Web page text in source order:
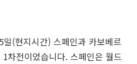
(현지시간) 스페인과 카보베르
차전이었습니다. 스페인은 월드